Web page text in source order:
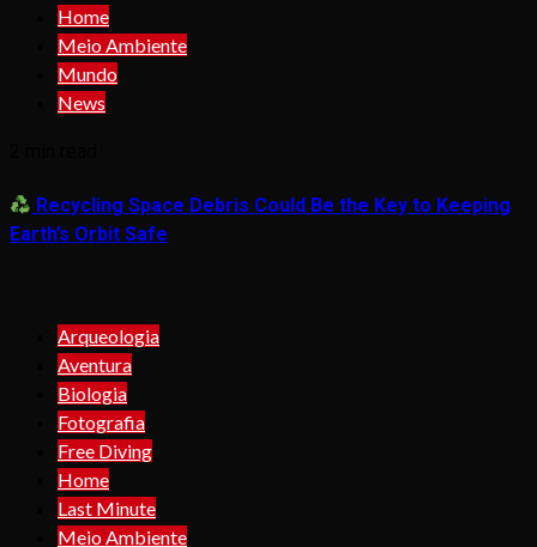
Home
Meio Ambiente
Mundo
News
Recycling Space Debris Could Be the Key to Keeping
Earth’s Orbit Safe
Arqueologia
Aventura
Biologia
Fotografia
Free Diving
Home
Last Minute
Meio Ambiente